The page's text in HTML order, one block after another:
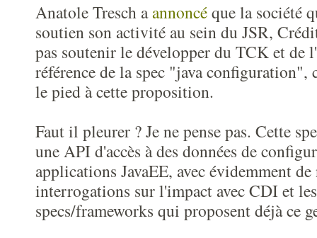
Anatole Tresch aannoncéque la société
soutien son activité au sein du JSR,
pas soutenir le développer du TCK et de
référence de la spec "java configuration",
le pied à cette proposition.
Faut il pleurer ? Je ne pense pas. Cette
une API d'accès à des données de
applications JavaEE, avec évidemment de
interrogations sur l'impact avec CDI et
specs/frameworks qui proposent déjà ce